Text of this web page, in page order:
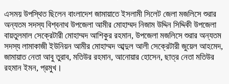
এসময় উপস্থিত ছিলেন বাংলাদেশ জামায়াতে ইসলামী সিলেট জেলা মজলিসে শুরার
অন্যতম সদস্য বিশ্বনাথ উপজেলা আমীর মোহাম্মদ নিজাম উদ্দিন সিদ্দিকী উপজেলা
বায়তুলমাল সেক্রেটারী মোহাম্মদ আশিকুর রহমান, উপজেলা মজলিসে শুরার অন্যতম
সদস্য লামাকাজী ইউনিয়ন আমীর মোহাম্মদ আব্দুল আলী সেক্রেটারী জুয়েল আহমেদ,
জামায়াত নেতা আবু তুরাব, মতিউর রহমান, আনোয়ার হোসেন, ছাত্র নেতা মতিউর
রহমান ইমন, প্রমুখ।